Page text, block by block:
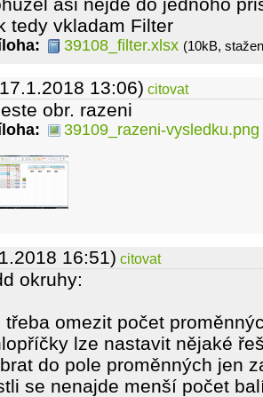
tedy vkladam Filter
39108_filter.xlsx (10kB,
13:06) citovat
obr. razeni
39109_razeni-vysledku.png
16:51) citovat
okruhy:
třeba omezit počet
lze nastavit nějaké
do pole proměnných jen
se nenajde menší počet